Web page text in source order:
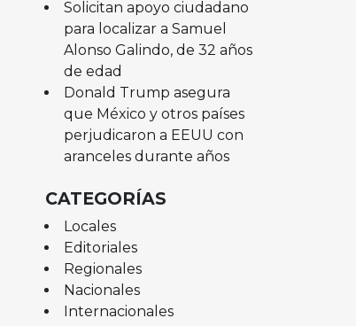
Solicitan apoyo ciudadano
para localizar a Samuel
Alonso Galindo, de 32 años
de edad
Donald Trump asegura
que México y otros países
perjudicaron a EEUU con
aranceles durante años
CATEGORÍAS
Locales
Editoriales
Regionales
Nacionales
Internacionales